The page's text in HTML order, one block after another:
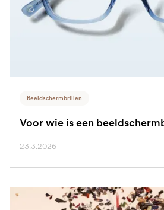
Beeldschermbrillen
Voor wie is een
23.3.2026